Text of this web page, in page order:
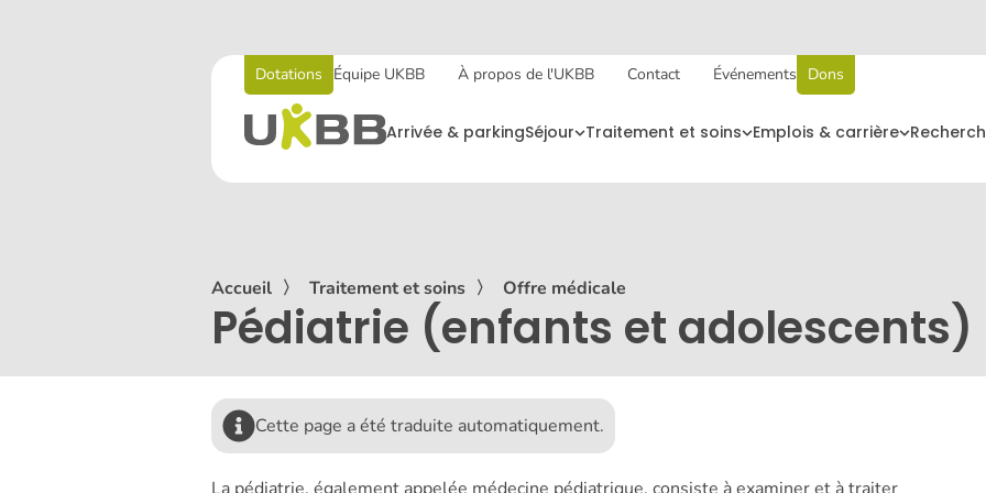
Dotations Équipe UKBB À propos de l'UKBB Contact Événements Dons
Arrivée & parkingSéjour Traitement et soins Emplois & carrière
Accueil 〉 Traitement et soins 〉 Offre médicale
Pédiatrie (enfants et adolescents)
Cette page a été traduite automatiquement.